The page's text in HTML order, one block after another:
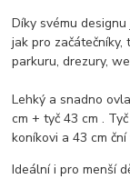
Díky svému
jak pro začátečníky,
parkuru, drezury,
Lehký a snadno
cm + tyč 43 cm .
koníkovi a 43 cm ční
Ideální i pro menší